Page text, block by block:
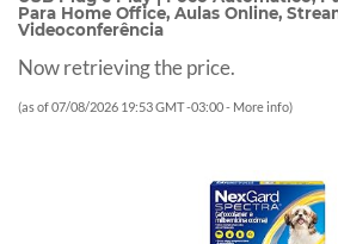
Para Home Office, Aulas Online,
Videoconferência
Now retrieving the price.
(as of 07/08/2026 19:53 GMT -03:00 - More info)